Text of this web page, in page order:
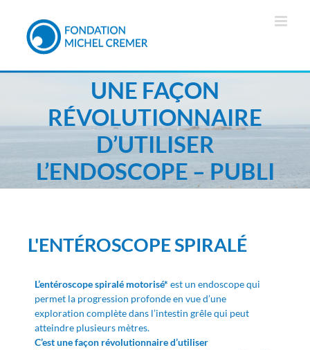
UNE FAÇON
RÉVOLUTIONNAIRE
D’UTILISER
L’ENDOSCOPE – PUBLI
L'ENTÉROSCOPE SPIRALÉ
L’entéroscope spiralé motorisé* est un endoscope qui
permet la progression profonde en vue d’une
exploration complète dans l’intestin grêle qui peut
atteindre plusieurs mètres.
C’est une façon révolutionnaire d’utiliser